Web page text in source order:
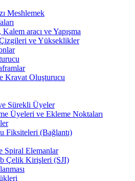
Meshlemek
aracı ve Yapışma
ve Yükseklikler
Kravat Oluşturucu
Sürekli Üyeler
Üyeleri ve Ekleme Noktaları
Fiksiteleri (Bağlantı)
Spiral Elemanlar
Çelik Kirişleri (SJI)